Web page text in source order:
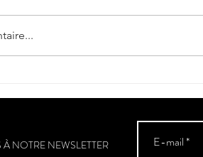
NOTRE NEWSLETTER